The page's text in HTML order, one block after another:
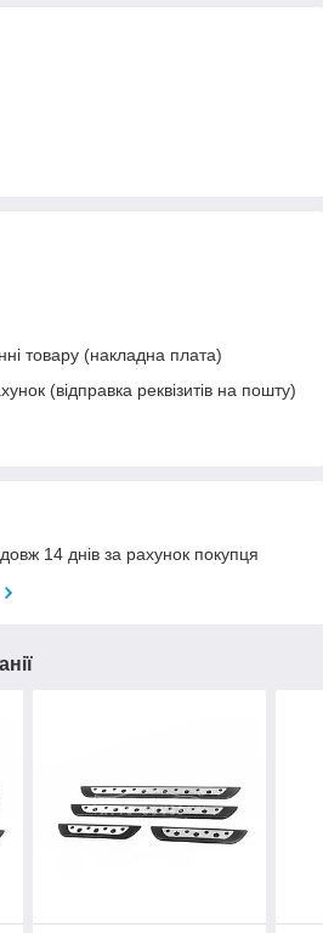
товару (накладна плата)
(відправка реквізитів на пошту)
14 днів за рахунок покупця